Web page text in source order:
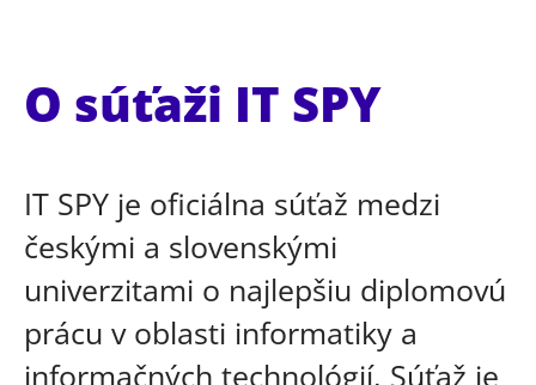
O súťaži IT SPY
IT SPY je oficiálna súťaž medzi
českými a slovenskými
univerzitami o najlepšiu diplomovú
prácu v oblasti informatiky a
informačných technológií. Súťaž je